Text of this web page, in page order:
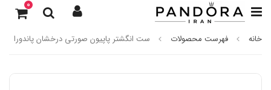
0
خانه فهرست محصولات ست انگشتر پاپیون صورتی درخشان پاندورا